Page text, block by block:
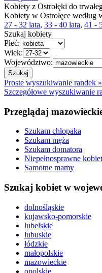
Kobiety z Ostrołęki do
Kobiety w Ostrołęce według
27 - 32 lata, 33 - 40 lata, 41 -
Szukaj kobiety
Płeć:
Wiek:
Województwo:
Proste wyszukiwanie randek »
Szczegółowe wyszukiwanie
Przeglądaj
Szukam chłopaka
Szukam męża
Szukam domatora
Niepełnosprawne
Samotne mamy
Szukaj kobiet w
dolnośląskie
kujawsko-pomorskie
lubelskie
lubuskie
łódzkie
małopolskie
mazowieckie
opolskie